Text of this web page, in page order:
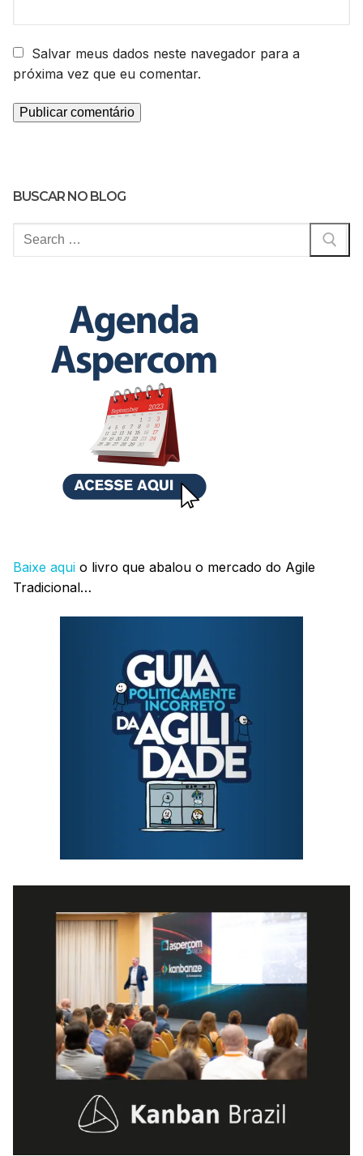
Salvar meus dados neste navegador para a
próxima vez que eu comentar.
BUSCAR NO BLOG
Pesquisar
por:
Baixe aqui o livro que abalou o mercado do Agile
Tradicional…